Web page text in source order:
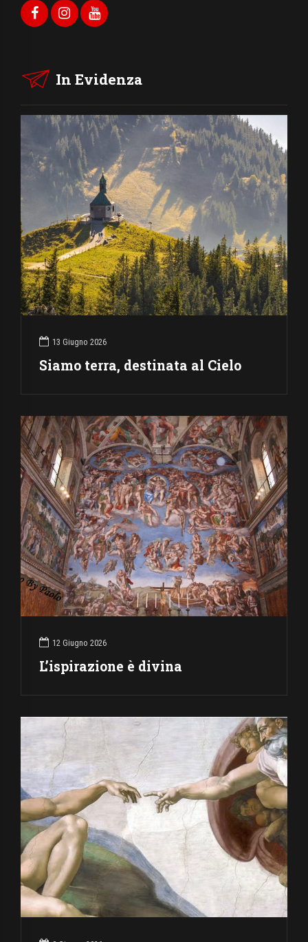
In Evidenza
13 Giugno 2026
Siamo terra, destinata al Cielo
12 Giugno 2026
L’ispirazione è divina